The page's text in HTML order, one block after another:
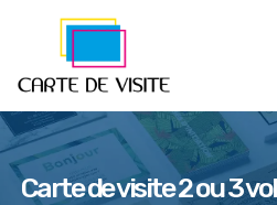
Carte de visite 2 ou 3